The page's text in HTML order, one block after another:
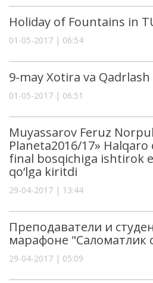
Holiday of Fountains in
01-05-2017 | 06:54
9-may Xotira va
01-05-2017 | 06:51
Muyassarov Feruz
Planeta2016/17»
final bosqichiga ishtirok
qo‘lga kiritdi
29-04-2017 | 13:44
Преподаватели и
марафоне "Саломатлик
29-04-2017 | 05:09